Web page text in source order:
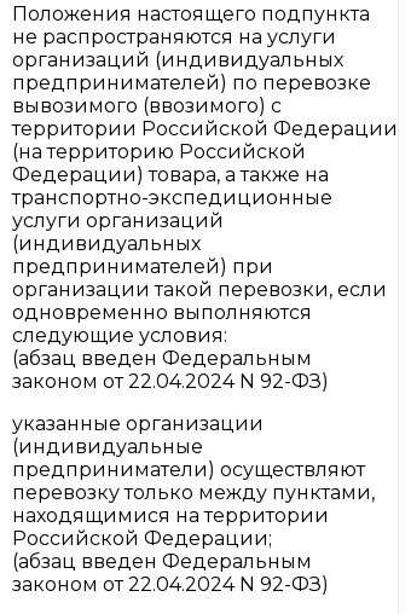
Положения настоящего подпункта
не распространяются на услуги
организаций (индивидуальных
предпринимателей) по перевозке
вывозимого (ввозимого) с
территории Российской Федерации
(на территорию Российской
Федерации) товара, а также на
транспортно-экспедиционные
услуги организаций
(индивидуальных
предпринимателей) при
организации такой перевозки, если
одновременно выполняются
следующие условия:
(абзац введен Федеральным
законом от 22.04.2024 N 92-ФЗ)
указанные организации
(индивидуальные
предприниматели) осуществляют
перевозку только между пунктами,
находящимися на территории
Российской Федерации;
(абзац введен Федеральным
законом от 22.04.2024 N 92-ФЗ)